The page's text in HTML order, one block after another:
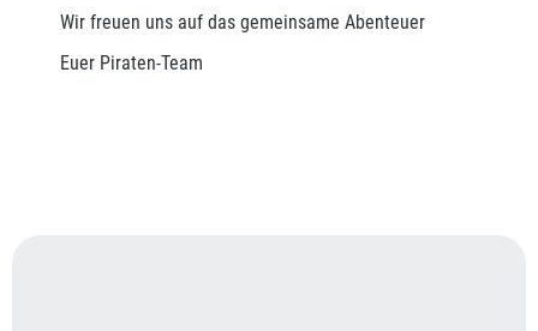
Wir freuen uns auf das gemeinsame Abenteuer
Euer Piraten-Team